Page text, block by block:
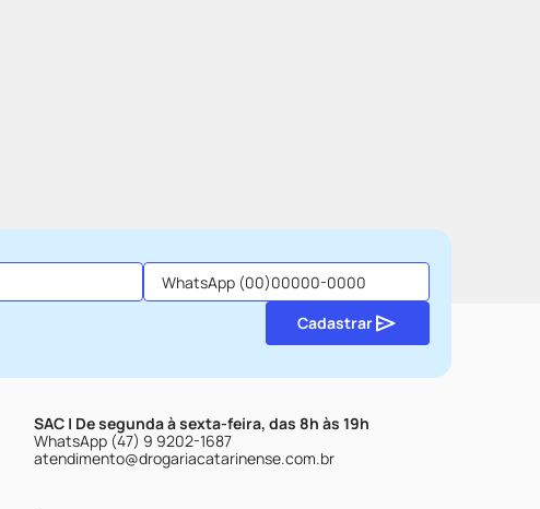
Cadastrar
SAC | De segunda à sexta-feira, das 8h às 19h
WhatsApp (47) 9 9202-1687
atendimento@drogariacatarinense.com.br